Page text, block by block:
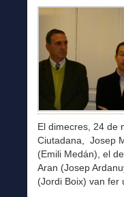
El dimecres, 24 de
Ciutadana, Josep
(Emili Medán), el
Aran (Josep
(Jordi Boix) van fer